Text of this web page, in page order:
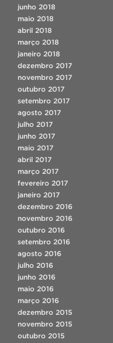
junho 2018
maio 2018
abril 2018
março 2018
janeiro 2018
dezembro 2017
novembro 2017
outubro 2017
setembro 2017
agosto 2017
julho 2017
junho 2017
maio 2017
abril 2017
março 2017
fevereiro 2017
janeiro 2017
dezembro 2016
novembro 2016
outubro 2016
setembro 2016
agosto 2016
julho 2016
junho 2016
maio 2016
março 2016
dezembro 2015
novembro 2015
outubro 2015